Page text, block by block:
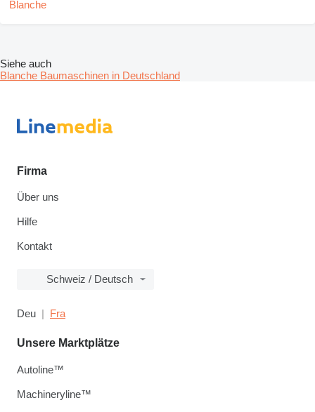
Siehe auch
Blanche Baumaschinen in Deutschland
Firma
Über uns
Hilfe
Kontakt
Schweiz / Deutsch
Deu Fra
Unsere Marktplätze
Autoline™
Machineryline™